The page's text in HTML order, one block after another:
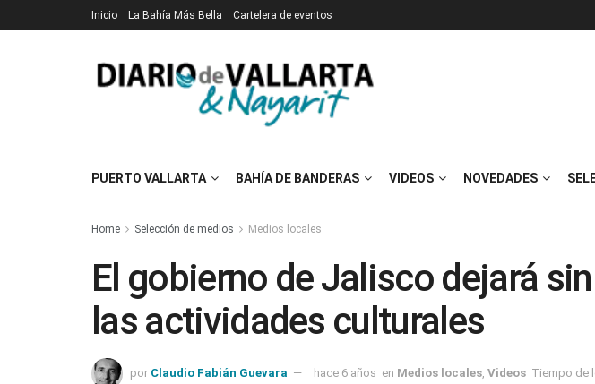
Inicio La Bahía Más Bella Cartelera de eventos
PUERTO VALLARTA BAHÍA DE BANDERAS VIDEOS NOVEDADES
Home Selección de medios Medios locales
El gobierno de Jalisco dejará
las actividades culturales
por Claudio Fabián Guevara hace 6 años en Medios locales Videos Tiempo de